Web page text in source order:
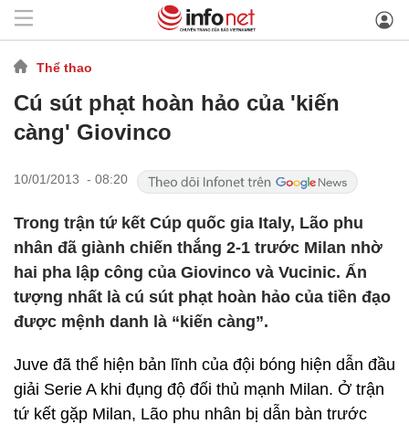
Thể thao
Cú sút phạt hoàn hảo của 'kiến
càng' Giovinco
10/01/2013 - 08:20
Trong trận tứ kết Cúp quốc gia Italy, Lão phu
nhân đã giành chiến thắng 2-1 trước Milan nhờ
hai pha lập công của Giovinco và Vucinic. Ấn
tượng nhất là cú sút phạt hoàn hảo của tiền đạo
được mệnh danh là “kiến càng”.
Juve đã thể hiện bản lĩnh của đội bóng hiện dẫn đầu
giải Serie A khi đụng độ đối thủ mạnh Milan. Ở trận
tứ kết gặp Milan, Lão phu nhân bị dẫn bàn trước